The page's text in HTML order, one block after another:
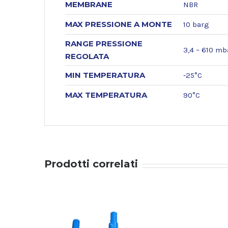
MEMBRANE NBR
MAX PRESSIONE A MONTE 10 barg
RANGE PRESSIONE
REGOLATA
3,4 – 610
MIN TEMPERATURA -25°C
MAX TEMPERATURA 90°C
Prodotti correlati